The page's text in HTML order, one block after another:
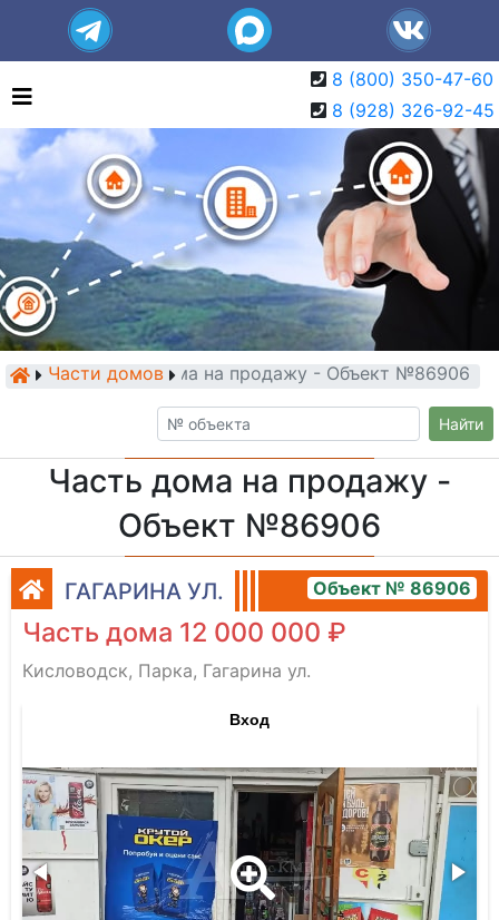
8 (800) 350-47-60
8 (928) 326-92-45
Части домов
Часть дома на продажу - Объект №86906
Найти
Часть дома на продажу -
Объект №86906
ГАГАРИНА УЛ. Объект № 86906
Часть дома 12 000 000 ₽
Кисловодск, Парка, Гагарина ул.
Вход